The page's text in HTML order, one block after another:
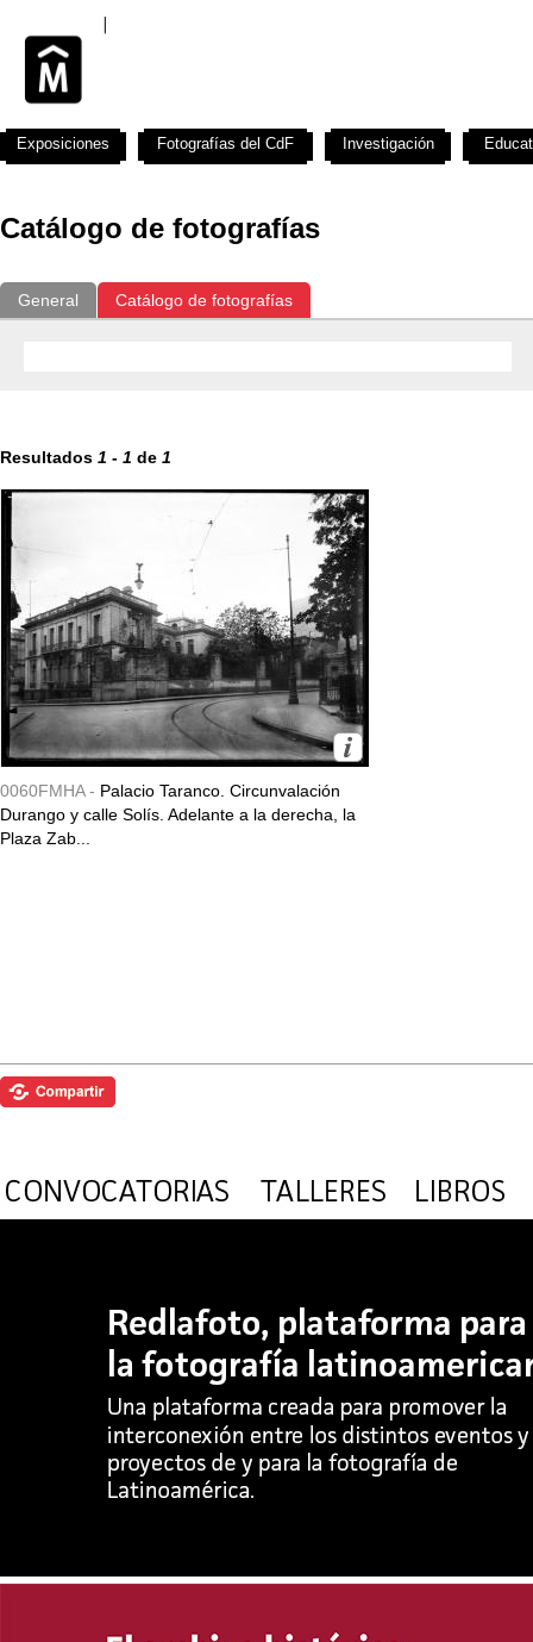
Catálogo de fotografías
General Catálogo de fotografías
Resultados 1 - 1 de 1
0060FMHA - Palacio Taranco. Circunvalación
Durango y calle Solís. Adelante a la derecha, la
Plaza Zab...
Exposiciones Fotografías del CdF Investigación